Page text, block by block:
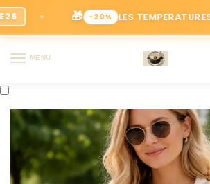
🎁 -20% LES TEMPERATURES
MENU